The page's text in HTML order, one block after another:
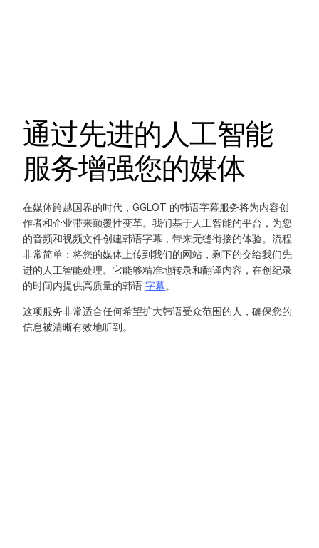
通过先进的人工智能
服务增强您的媒体
在媒体跨越国界的时代，GGLOT 的韩语字幕服务将为内容创
作者和企业带来颠覆性变革。我们基于人工智能的平台，为您
的音频和视频文件创建韩语字幕，带来无缝衔接的体验。流程
非常简单：将您的媒体上传到我们的网站，剩下的交给我们先
进的人工智能处理。它能够精准地转录和翻译内容，在创纪录
的时间内提供高质量的韩语字幕。
这项服务非常适合任何希望扩大韩语受众范围的人，确保您的
信息被清晰有效地听到。